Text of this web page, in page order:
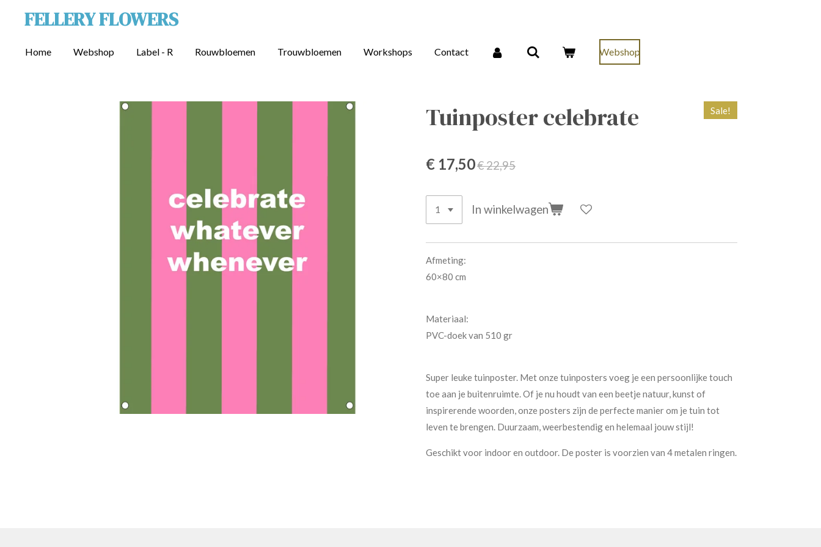
FELLERY FLOWERS
Home Webshop Label - R Rouwbloemen Trouwbloemen Workshops Contact Webshop
Tuinposter celebrate Sale!
€ 17,50€ 22,95
In winkelwagen
Afmeting:
60×80 cm
Materiaal:
PVC-doek van 510 gr
Super leuke tuinposter. Met onze tuinposters voeg je een persoonlijke touch
toe aan je buitenruimte. Of je nu houdt van een beetje natuur, kunst of
inspirerende woorden, onze posters zijn de perfecte manier om je tuin tot
leven te brengen. Duurzaam, weerbestendig en helemaal jouw stijl!
Geschikt voor indoor en outdoor. De poster is voorzien van 4 metalen ringen.